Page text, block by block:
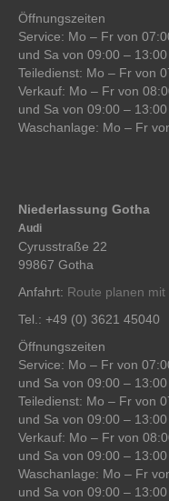
Öffnungszeiten
Service: Mo – Fr von
und Sa von 09:00 –
Teiledienst: Mo – Fr von
Verkauf: Mo – Fr von
und Sa von 09:00 –
Waschanlage: Mo – Fr
Niederlassung Gotha
Audi
Cyrusstraße 22
99867 Gotha
Anfahrt: Route planen
Tel.: +49 (0) 3621 45040
Öffnungszeiten
Service: Mo – Fr von
und Sa von 09:00 –
Teiledienst: Mo – Fr von
und Sa von 09:00 –
Verkauf: Mo – Fr von
und Sa von 09:00 –
Waschanlage: Mo – Fr
und Sa von 09:00 –